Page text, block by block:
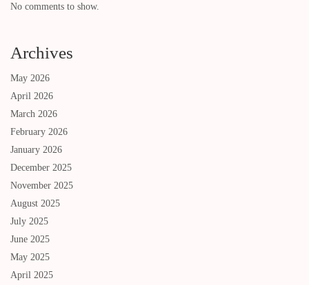
No comments to show.
Archives
May 2026
April 2026
March 2026
February 2026
January 2026
December 2025
November 2025
August 2025
July 2025
June 2025
May 2025
April 2025